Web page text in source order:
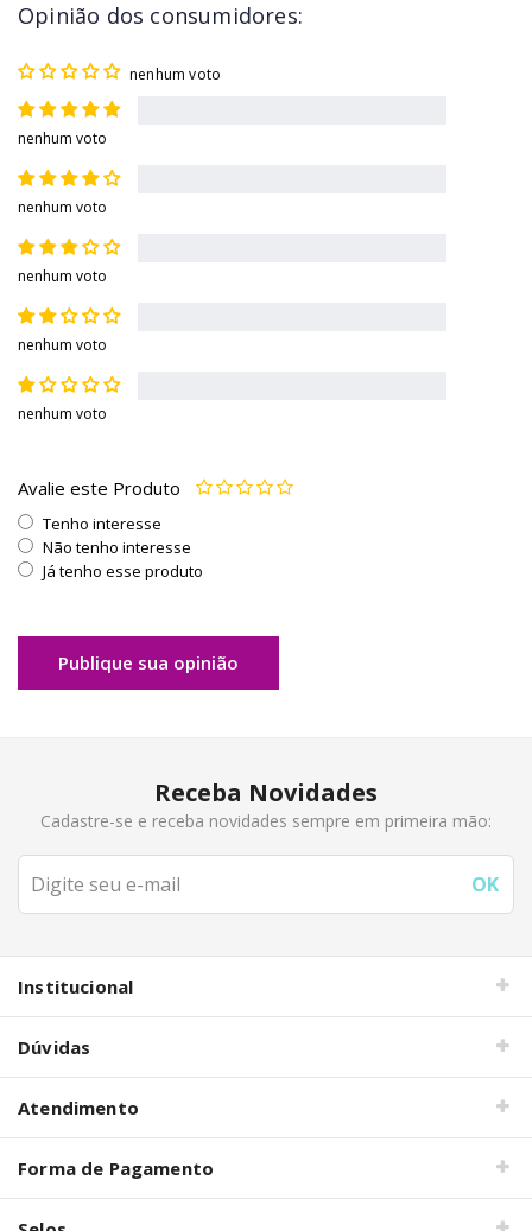
Opinião dos consumidores:
nenhum voto
nenhum voto
nenhum voto
nenhum voto
nenhum voto
nenhum voto
Avalie este Produto
Tenho interesse
Não tenho interesse
Já tenho esse produto
Publique sua opinião
Receba Novidades
Cadastre-se e receba novidades sempre em primeira mão:
Institucional
Dúvidas
Atendimento
Forma de Pagamento